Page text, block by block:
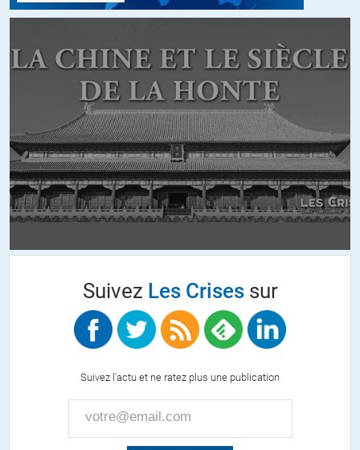
carnet d’adresse bien rempli.
outrepassé leurs fonctions , qui sont soumis à des intérêts privés et à
des puissances étrangères qui ont beaucoup de pétrole et qui
s’accrochent à leurs postes alors que plus personne n’en veut depuis
Le problème là dedans en fait c’est qu’il n’y a aucun contre pouvoir
effectif pour stopper ces gens , les politiques ont trop de pouvoirs et
ça oui c’est une honte car ils en font n’importe quoi.
Quant à la maire de Lille , Tartine Beuvery , elle ferait mieux d’aller
régler les problèmes de populations à l’autre bout du globe qu’elle ne
http://www.20minutes.fr/lille/1924411-20160914-securite-lettre-
vitriol-sympathisant-gauche-aubry
Ces criminel ont oppéré sous couvert de mon pays et de mon
Suivez Les Crisessur
Suivez l'actu et ne ratez plus une publication